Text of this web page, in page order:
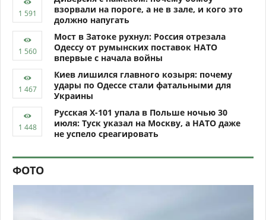
взорвали на пороге, а не в зале, и кого это
должно напугать
Мост в Затоке рухнул: Россия отрезала
Одессу от румынских поставок НАТО
впервые с начала войны
Киев лишился главного козыря: почему
удары по Одессе стали фатальными для
Украины
Русская Х-101 упала в Польше ночью 30
июля: Туск указал на Москву, а НАТО даже
не успело среагировать
ФОТО